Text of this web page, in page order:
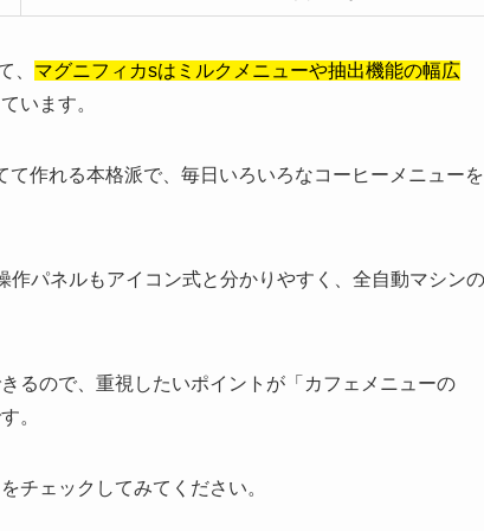
、 マグニフィカsはミルクメニューや抽出機能の幅広
います。
作れる本格派で、毎日いろいろなコーヒーメニューを
パネルもアイコン式と分かりやすく、全自動マシンの
るので、重視したいポイントが「カフェメニューの
。
チェックしてみてください。